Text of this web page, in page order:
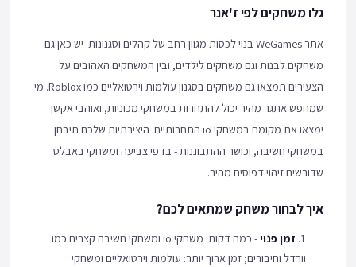
גלו משחקים לפי ז'אנר
אתר WeGames בנוי לכסות מגוון רחב של קהלים וסגנונות: יש כאן גם
משחקים לבנות וגם משחקים לילדים, ובין המשחקים האהובים על
הצעירים תמצאו גם משחקים בסגנון עולמות וירטואליים כמו Roblox. מי
שמחפש אתגר מהיר יכול להתחרות במשחקי מכוניות, ואוהבי אקשן
ימצאו את מקומם במשחקי io התחרותיים. היצירתיות שלכם תיבחן
במשחקי חשיבה, וכושר ההתבוננות - בדפי צביעה ומשחקי באבלס
שדורשים זיהוי דפוסים מהיר.
איך לבחור משחק שמתאים לכם?
זמן פנוי
- כמה דקות: משחקי io ומשחקי חשיבה קצרים כמו
וורדל וחיבורים; זמן ארוך יותר: עולמות וירטואליים ומשחקי